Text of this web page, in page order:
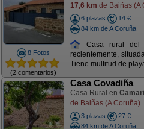
8 Fotos
(2 comentarios)
17,6 km de Baiñas (A
6 plazas
14 €
84 km de A Coruña
Casa rural del
recientemente,
Tiene multitud de
Casa Covadiña
Casa Rural en
de Baiñas (A Coruña)
3 plazas
27 €
84 km de A Coruña